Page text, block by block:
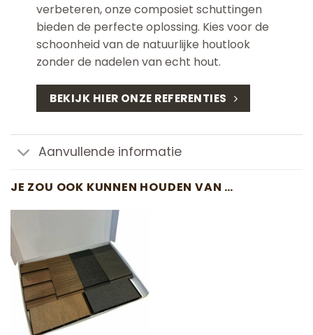
verbeteren, onze composiet schuttingen
bieden de perfecte oplossing. Kies voor de
schoonheid van de natuurlijke houtlook
zonder de nadelen van echt hout.
BEKIJK HIER ONZE REFERENTIES
Aanvullende informatie
JE ZOU OOK KUNNEN HOUDEN VAN …